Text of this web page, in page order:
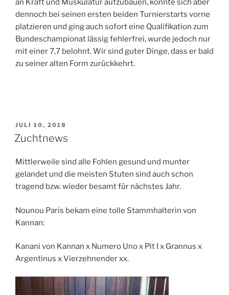
an Kraft und Muskulatur aufzubauen, konnte sich aber
dennoch bei seinen ersten beiden Turnierstarts vorne
platzieren und ging auch sofort eine Qualifikation zum
Bundeschampionat lässig fehlerfrei, wurde jedoch nur
mit einer 7,7 belohnt. Wir sind guter Dinge, dass er bald
zu seiner alten Form zurückkehrt.
VERÖFFENTLICHT
AM
JULI 10, 2018
Zuchtnews
Mittlerweile sind alle Fohlen gesund und munter
gelandet und die meisten Stuten sind auch schon
tragend bzw. wieder besamt für nächstes Jahr.
Nounou Paris bekam eine tolle Stammhalterin von
Kannan:
Kanani von Kannan x Numero Uno x Pit I x Grannus x
Argentinus x Vierzehnender xx.